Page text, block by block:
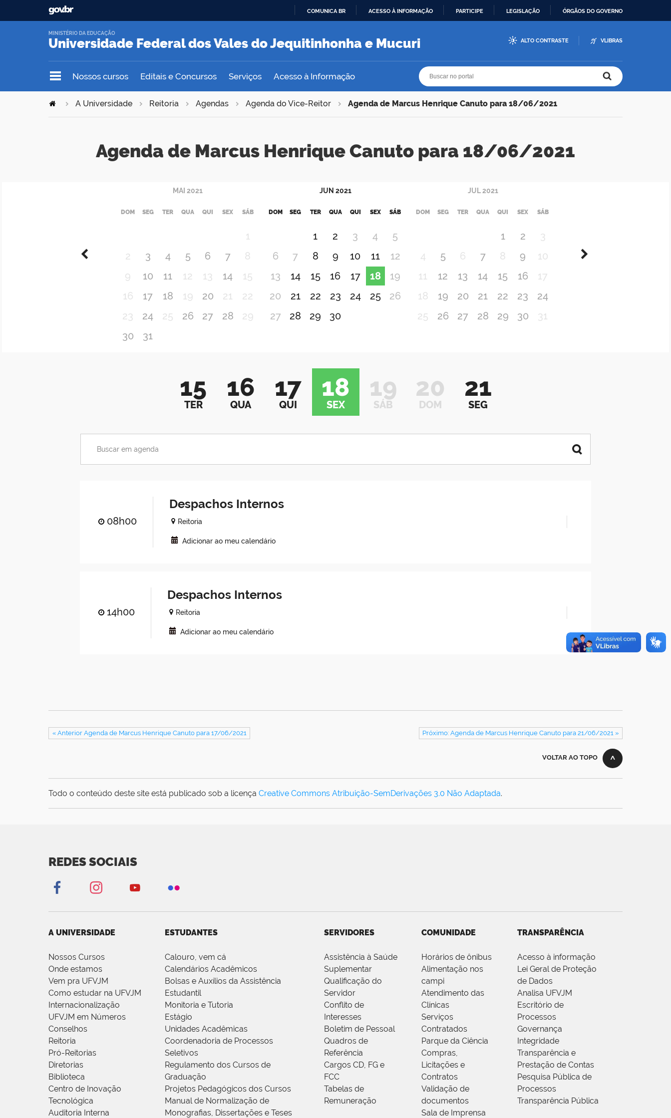
O
COMUNICA BR ACESSO À INFORMAÇÃO PARTICIPE LEGISLAÇÃO ÓRGÃOS DO GOVERNO
Universidade Federal dos Vales do Jequitinhonha e Mucuri
MINISTÉRIO DA EDUCAÇÃO
ALTO CONTRASTE VLIBRAS
Nossos cursos Editais e Concursos Serviços Acesso à Informação
A Universidade Reitoria Agendas Agenda do Vice-Reitor Agenda de Marcus Henrique Canuto para 18/06/2021
Agenda de Marcus Henrique Canuto para 18/06/2021
MAI 2021
DOM SEG TER QUA QUI SEX SÁB
1
2
3 4 5 6 7
8
9
10 11 12 13 14
15
16
17 18 19 20 21
22
23
24 25 26 27 28
29
30
31
JUN 2021
DOM SEG TER QUA QUI SEX SÁB
1 2 3 4
5
6
7 8 9 10 11
12
13
14 15 16 17 18
19
20
21 22 23 24 25
26
27
28 29 30
JUL 2021
DOM SEG TER QUA QUI SEX SÁB
1 2
3
4
5 6 7 8 9
10
11
12 13 14 15 16
17
18
19 20 21 22 23
24
25
26 27 28 29 30 31
15
TER
16
QUA
17
QUI
18
SEX
19
SÁB
20
DOM
21
SEG
08h00
Despachos Internos
Reitoria
Adicionar ao meu calendário
14h00
Despachos Internos
Reitoria
Adicionar ao meu calendário
« Anterior Agenda de Marcus Henrique Canuto para 17/06/2021 Próximo: Agenda de Marcus Henrique Canuto para 21/06/2021 »
VOLTAR AO TOPO
Todo o conteúdo deste site está publicado sob a licença Creative Commons Atribuição-SemDerivações 3.0 Não Adaptada.
REDES SOCIAIS
A UNIVERSIDADE
Nossos Cursos
Onde estamos
Vem pra UFVJM
Como estudar na UFVJM
Internacionalização
UFVJM em Números
Conselhos
Reitoria
Pró-Reitorias
Diretorias
Biblioteca
Centro de Inovação
Tecnológica
Auditoria Interna
ESTUDANTES
Calouro, vem cá
Calendários Acadêmicos
Bolsas e Auxílios da Assistência
Estudantil
Monitoria e Tutoria
Estágio
Unidades Acadêmicas
Coordenadoria de Processos
Seletivos
Regulamento dos Cursos de
Graduação
Projetos Pedagógicos dos Cursos
Manual de Normalização de
Monografias, Dissertações e Teses
SERVIDORES
Assistência à Saúde
Suplementar
Qualificação do
Servidor
Conflito de
Interesses
Boletim de Pessoal
Quadros de
Referência
Cargos CD, FG e
FCC
Tabelas de
Remuneração
COMUNIDADE
Horários de ônibus
Alimentação nos
campi
Atendimento das
Clínicas
Serviços
Contratados
Parque da Ciência
Compras,
Licitações e
Contratos
Validação de
documentos
Sala de Imprensa
TRANSPARÊNCIA
Acesso à informação
Lei Geral de Proteção
de Dados
Analisa UFVJM
Escritório de
Processos
Governança
Integridade
Transparência e
Prestação de Contas
Pesquisa Pública de
Processos
Transparência Pública